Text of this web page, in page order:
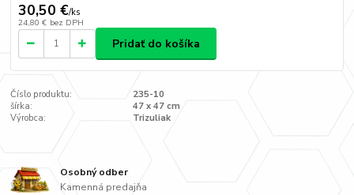
30,50 €/ks
24,80 € bez DPH
Pridať do košíka
Číslo produktu:
235-10
šírka:
47 x 47 cm
Výrobca:
Trizuliak
Osobný odber
Kamenná predajňa